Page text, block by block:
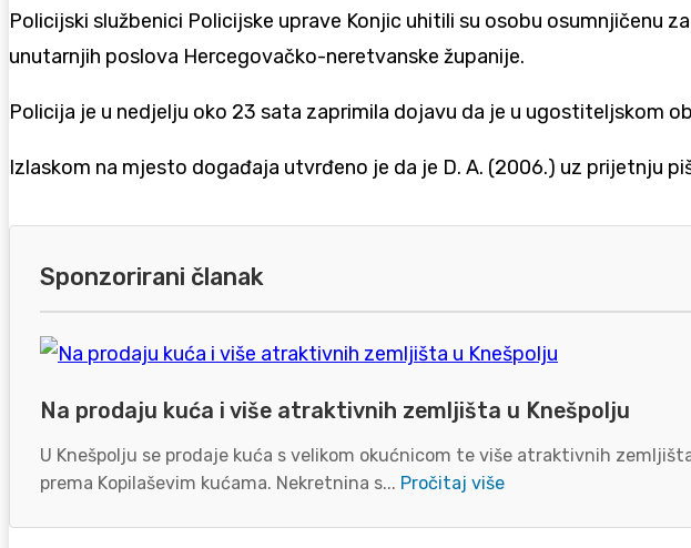
Policijski službenici Policijske uprave Konjic uhitili su osobu
unutarnjih poslova Hercegovačko-neretvanske županije.
Policija je u nedjelju oko 23 sata zaprimila dojavu da je u ugostiteljskom
Izlaskom na mjesto događaja utvrđeno je da je D. A. (2006.) uz prijetnju
Sponzorirani članak
Na prodaju kuća i više atraktivnih zemljišta u Knešpolju
U Knešpolju se prodaje kuća s velikom okućnicom te više atraktivnih
prema Kopilaševim kućama. Nekretnina s... Pročitaj više